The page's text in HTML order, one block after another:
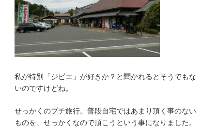
私が特別「ジビエ」が好きか？と聞かれるとそうでもな
いのですけどね。
せっかくのプチ旅行。普段自宅ではあまり頂く事のない
ものを、せっかくなので頂こうという事になりました。